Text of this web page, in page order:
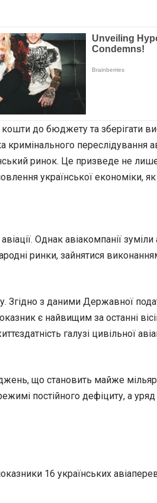
до бюджету та зберігати
переслідування
ринок. Це призведе не
української економіки,
Однак авіакомпанії
ринки, зайнятися
з даними Державної
є найвищим за останні
галузі цивільної
що становить майже
постійного дефіциту, а
16 українських